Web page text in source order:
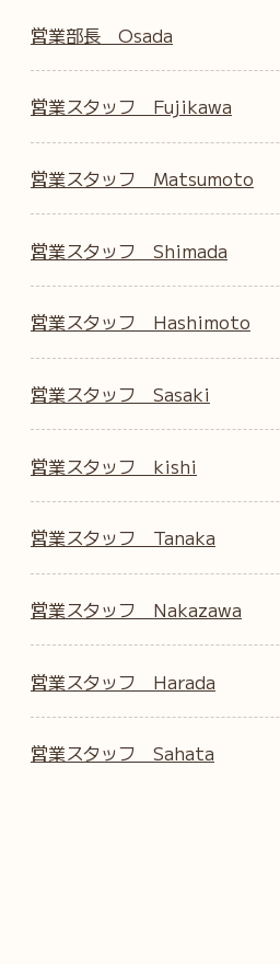
営業部長 Osada
営業スタッフ Fujikawa
営業スタッフ Matsumoto
営業スタッフ Shimada
営業スタッフ Hashimoto
営業スタッフ Sasaki
営業スタッフ kishi
営業スタッフ Tanaka
営業スタッフ Nakazawa
営業スタッフ Harada
営業スタッフ Sahata